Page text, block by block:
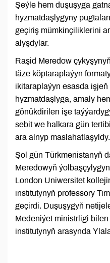
Şeýle hem duşuşyga
hyzmatdaşlygyny
geçiriş mümkinçiliklerini
alyşdylar.
Raşid Meredow
täze köptaraplaýyn
ikitaraplaýyn esasda
hyzmatdaşlyga, amaly
gönükdirilen işe
sebit we halkara gün
ara alnyp maslahatlaşyldy.
Şol gün Türkmenistanyň
Meredowyň
London Uniwersitet
institutynyň professory
geçirdi. Duşuşygyň
Medeniýet ministrligi
institutynyň arasynda